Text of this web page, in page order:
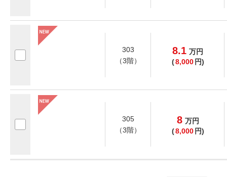
303
（3階）
8.1 万円
(8,000 円)
305
（3階）
8 万円
(8,000 円)